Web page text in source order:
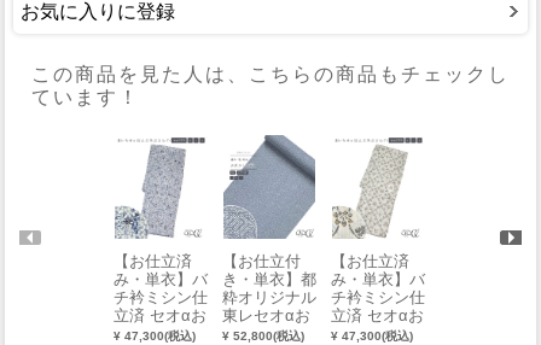
お気に入りに登録
この商品を見た人は、こちらの商品もチェックし
ています！
【お仕立済
み・単衣】バ
チ衿ミシン仕
立済 セオαお
めかし小紋
¥ 47,300(税込)
【お仕立付
き・単衣】都
粋オリジナル
東レセオαお
めかし小紋
¥ 52,800(税込)
【お仕立済
み・単衣】バ
チ衿ミシン仕
立済 セオαお
めかし小紋
¥ 47,300(税込)